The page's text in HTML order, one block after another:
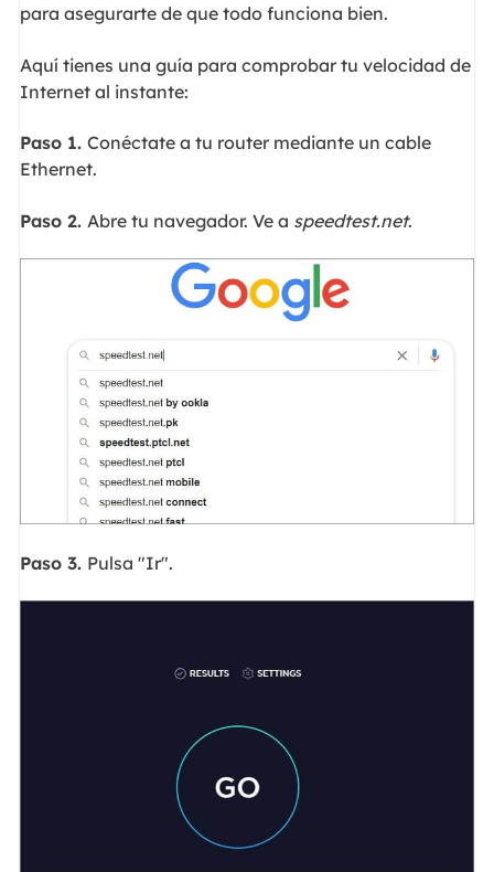
para asegurarte de que todo funciona bien.
Aquí tienes una guía para comprobar tu velocidad de
Internet al instante:
Paso 1. Conéctate a tu router mediante un cable
Ethernet.
Paso 2. Abre tu navegador. Ve a speedtest.net.
Paso 3. Pulsa "Ir".